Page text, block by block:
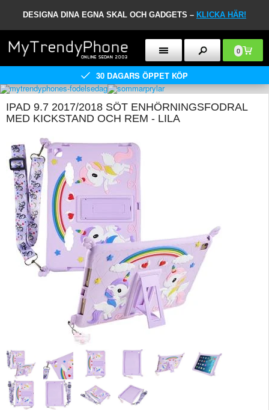
DESIGNA DINA EGNA SKAL OCH GADGETS – KLICKA HÄR!
0
30 DAGARS ÖPPET KÖP
IPAD 9.7 2017/2018 SÖT ENHÖRNINGSFODRAL
MED KICKSTAND OCH REM - LILA